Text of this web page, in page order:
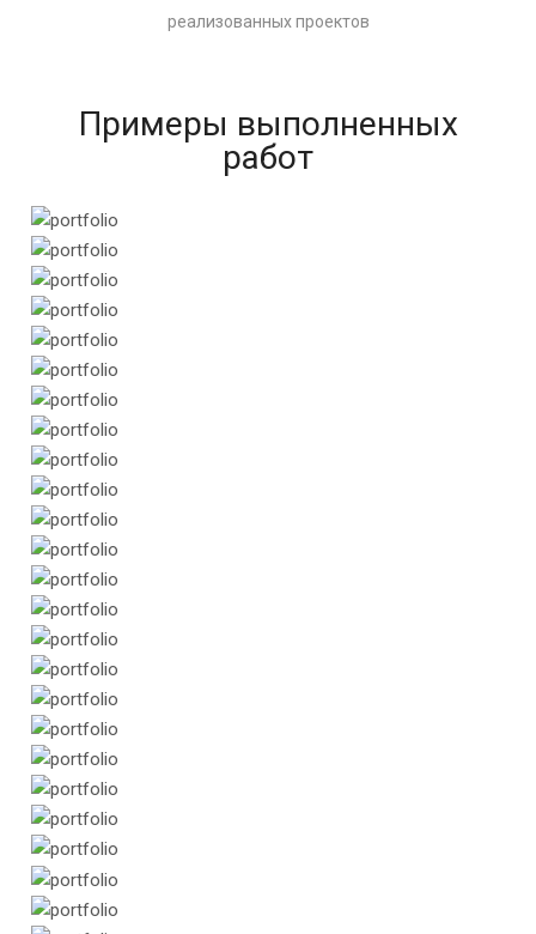
реализованных проектов
Примеры выполненных
работ